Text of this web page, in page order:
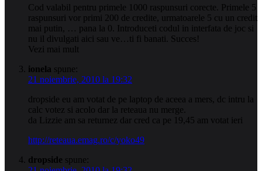
Cod valabil pentru primele 1000 raspunsuri corecte. Primele 5
raspunsuri vor primi 200 de credite, urmatoarele 5 cu un credit
mai putin, … pana la 0. Introduceti codul in interfata de joc si
nu il divulgati aici sau ve…ti fi banati. Succes!
Vezi mai mult
ionela spune:
21 noiembrie, 2010 la 19:32
dropside eu am votat de pe laptop de aceea a mers, dc intru la
calc votez si acolo dar la reteaua nu merge.
da Lizzie am sa returnez dar cred ca pe 19,45 am votat ieri
http://reteaua.emag.ro/c/yoko49
dropside spune: